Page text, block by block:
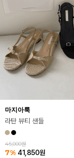
마지아룩
라탄 뷰티 샌들
45,000원
7% 41,850원